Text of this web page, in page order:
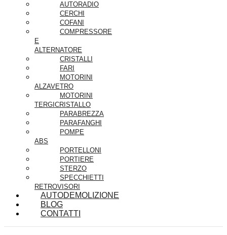
AUTORADIO
CERCHI
COFANI
COMPRESSORE
E
ALTERNATORE
CRISTALLI
FARI
MOTORINI
ALZAVETRO
MOTORINI
TERGICRISTALLO
PARABREZZA
PARAFANGHI
POMPE
ABS
PORTELLONI
PORTIERE
STERZO
SPECCHIETTI
RETROVISORI
AUTODEMOLIZIONE
BLOG
CONTATTI